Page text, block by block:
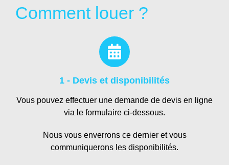
Comment louer ?
1 - Devis et disponibilités
Vous pouvez effectuer une demande de devis en ligne
via le formulaire ci-dessous.
Nous vous enverrons ce dernier et vous
communiquerons les disponibilités.